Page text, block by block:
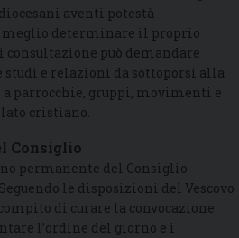
aventi potestà
determinare il proprio
consultazione può demandare
studi e relazioni da sottoporsi alla
a parrocchie, gruppi, movimenti e
cristiano.
Consiglio
permanente del Consiglio
le disposizioni del Vescovo
di curare la convocazione
l’ordine del giorno e i